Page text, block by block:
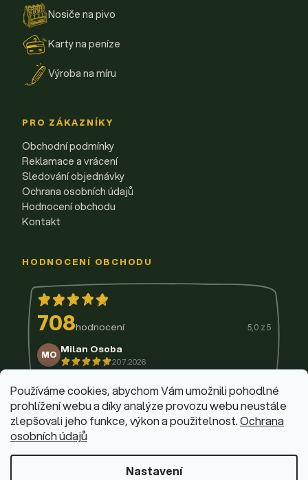
Používáme cookies, abychom Vám umožnili pohodlné
prohlížení webu a díky analýze provozu webu neustále
zlepšovali jeho funkce, výkon a použitelnost.Ochrana
osobních údajů
Nastavení
Nosiče na pivo
Karty na peníze
Výroba na míru
PRO ZÁKAZNÍKY
Obchodní podmínky
Reklamace a vrácení
Sledování objednávky
Ochrana osobních údajů
Hodnocení obchodu
Kontakt
HODNOCENÍ OBCHODU
708hodnocení 5,0 z 5
MO Milan Osoba
20.7.2026
14.7.2026
11.7.2026
9.7.2026
3.7.2026
29.6.2026
© 2026 Firemní krabičky
Dominik Fabík